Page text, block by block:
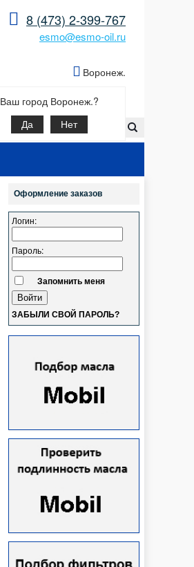
8 (473) 2-399-767
esmo@esmo-oil.ru
Воронеж.
Ваш город Воронеж.?
Да Нет
Оформление заказов
Логин:
Пароль:
Запомнить меня
ЗАБЫЛИ СВОЙ ПАРОЛЬ?